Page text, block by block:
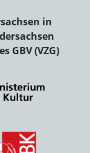
in
GBV (VZG)